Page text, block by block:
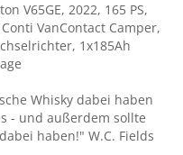
V65GE, 2022, 165 PS,
VanContact Camper,
1x185Ah
Whisky dabei haben
- und außerdem sollte
haben!" W.C. Fields